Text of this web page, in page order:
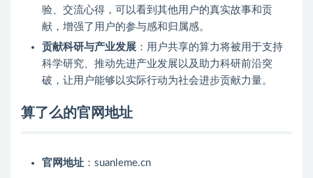
验、交流心得，可以看到其他用户的真实故事和贡
献，增强了用户的参与感和归属感。
贡献科研与产业发展 ：用户共享的算力将被用于支持
科学研究、推动先进产业发展以及助力科研前沿突
破，让用户能够以实际行动为社会进步贡献力量。
算了么的官网地址
官网地址 ：suanleme.cn